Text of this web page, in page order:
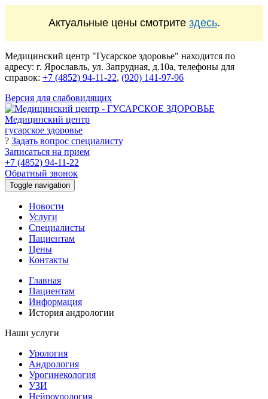
Актуальные цены смотрите здесь.
Медицинский центр "Гусарское здоровье" находится по
адресу: г. Ярославль, ул. Запрудная, д.10а, телефоны для
справок: +7 (4852) 94-11-22, (920) 141-97-96
Версия для слабовидящих
Медицинский центр
гусарское здоровье
? Задать вопрос специалисту
Записаться на прием
+7 (4852) 94-11-22
Обратный звонок
Toggle navigation
Новости
Услуги
Специалисты
Пациентам
Цены
Контакты
Главная
Пациентам
Информация
История андрологии
Наши услуги
Урология
Андрология
Урогинекология
УЗИ
Нейроурология